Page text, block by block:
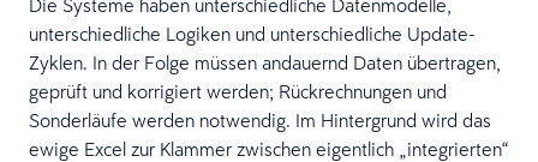
Die Systeme haben unterschiedliche Datenmodelle,
unterschiedliche Logiken und unterschiedliche Update-
Zyklen. In der Folge müssen andauernd Daten übertragen,
geprüft und korrigiert werden; Rückrechnungen und
Sonderläufe werden notwendig. Im Hintergrund wird das
ewige Excel zur Klammer zwischen eigentlich „integrierten“